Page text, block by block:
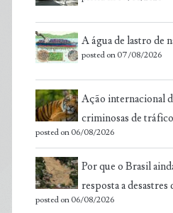
A água de lastro de
posted on 07/08/2026
Ação internacional
criminosas de
posted on 06/08/2026
Por que o Brasil
resposta a
posted on 06/08/2026